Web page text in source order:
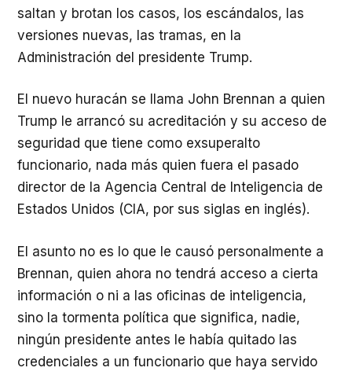
saltan y brotan los casos, los escándalos, las
versiones nuevas, las tramas, en la
Administración del presidente Trump.
El nuevo huracán se llama John Brennan a quien
Trump le arrancó su acreditación y su acceso de
seguridad que tiene como exsuperalto
funcionario, nada más quien fuera el pasado
director de la Agencia Central de Inteligencia de
Estados Unidos (CIA, por sus siglas en inglés).
El asunto no es lo que le causó personalmente a
Brennan, quien ahora no tendrá acceso a cierta
información o ni a las oficinas de inteligencia,
sino la tormenta política que significa, nadie,
ningún presidente antes le había quitado las
credenciales a un funcionario que haya servido